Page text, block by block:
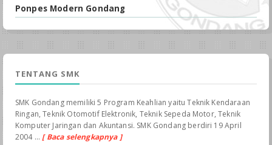
Ponpes Modern Gondang
TENTANG SMK
SMK Gondang memiliki 5 Program Keahlian yaitu Teknik Kendaraan
Ringan, Teknik Otomotif Elektronik, Teknik Sepeda Motor, Teknik
Komputer Jaringan dan Akuntansi. SMK Gondang berdiri 19 April
2004 ... [ Baca selengkapnya ]